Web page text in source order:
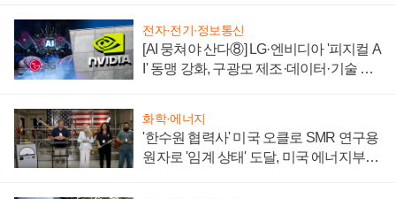
전자·전기·정보통신
[AI 뭉쳐야 산다⑧] LG·엔비디아 '피지컬 A
I' 동맹 강화, 구광모 제조·데이터·기술 결
화학·에너지
'한수원 협력사' 미국 오클로 SMR 연구용
원자로 '임계 상태' 도달, 미국 에너지부